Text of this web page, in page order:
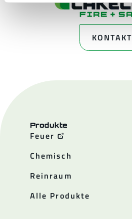
KONTAKT
Produkte
Feuer
Chemisch
Reinraum
Alle Produkte